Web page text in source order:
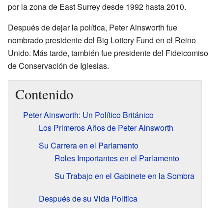
por la zona de East Surrey desde 1992 hasta 2010.
Después de dejar la política, Peter Ainsworth fue
nombrado presidente del Big Lottery Fund en el Reino
Unido. Más tarde, también fue presidente del Fideicomiso
de Conservación de Iglesias.
Contenido
Peter Ainsworth: Un Político Británico
Los Primeros Años de Peter Ainsworth
Su Carrera en el Parlamento
Roles Importantes en el Parlamento
Su Trabajo en el Gabinete en la Sombra
Después de su Vida Política